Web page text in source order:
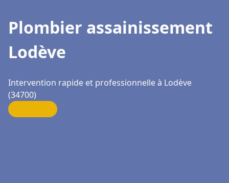
Plombier assainissement
Lodève
Intervention rapide et professionnelle à Lodève
(34700)